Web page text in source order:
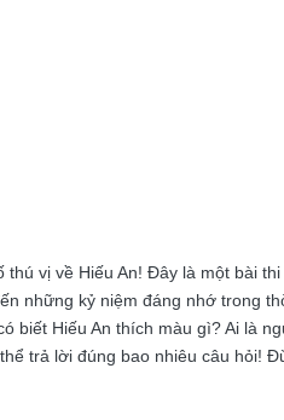
vị về Hiếu An! Đây là một bài
những kỷ niệm đáng nhớ trong
biết Hiếu An thích màu gì? Ai là
trả lời đúng bao nhiêu câu hỏi!